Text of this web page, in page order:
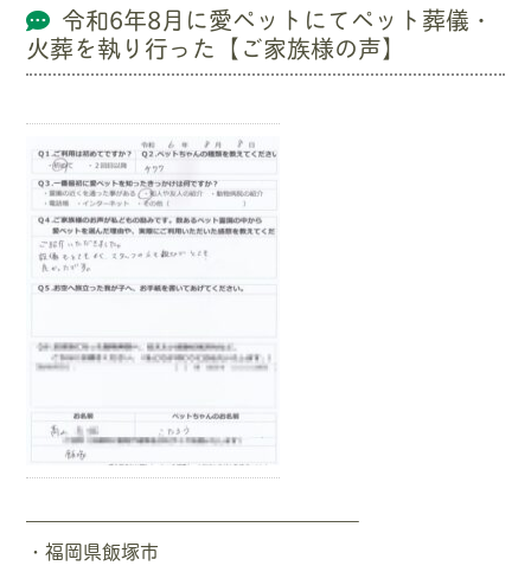
令和6年8月に愛ペットにてペット葬儀・
火葬を執り行った【ご家族様の声】
—————————————————–
・福岡県飯塚市